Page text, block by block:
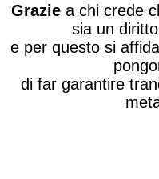
Graziea chi crede
sia un
e per questo si
di far garantire